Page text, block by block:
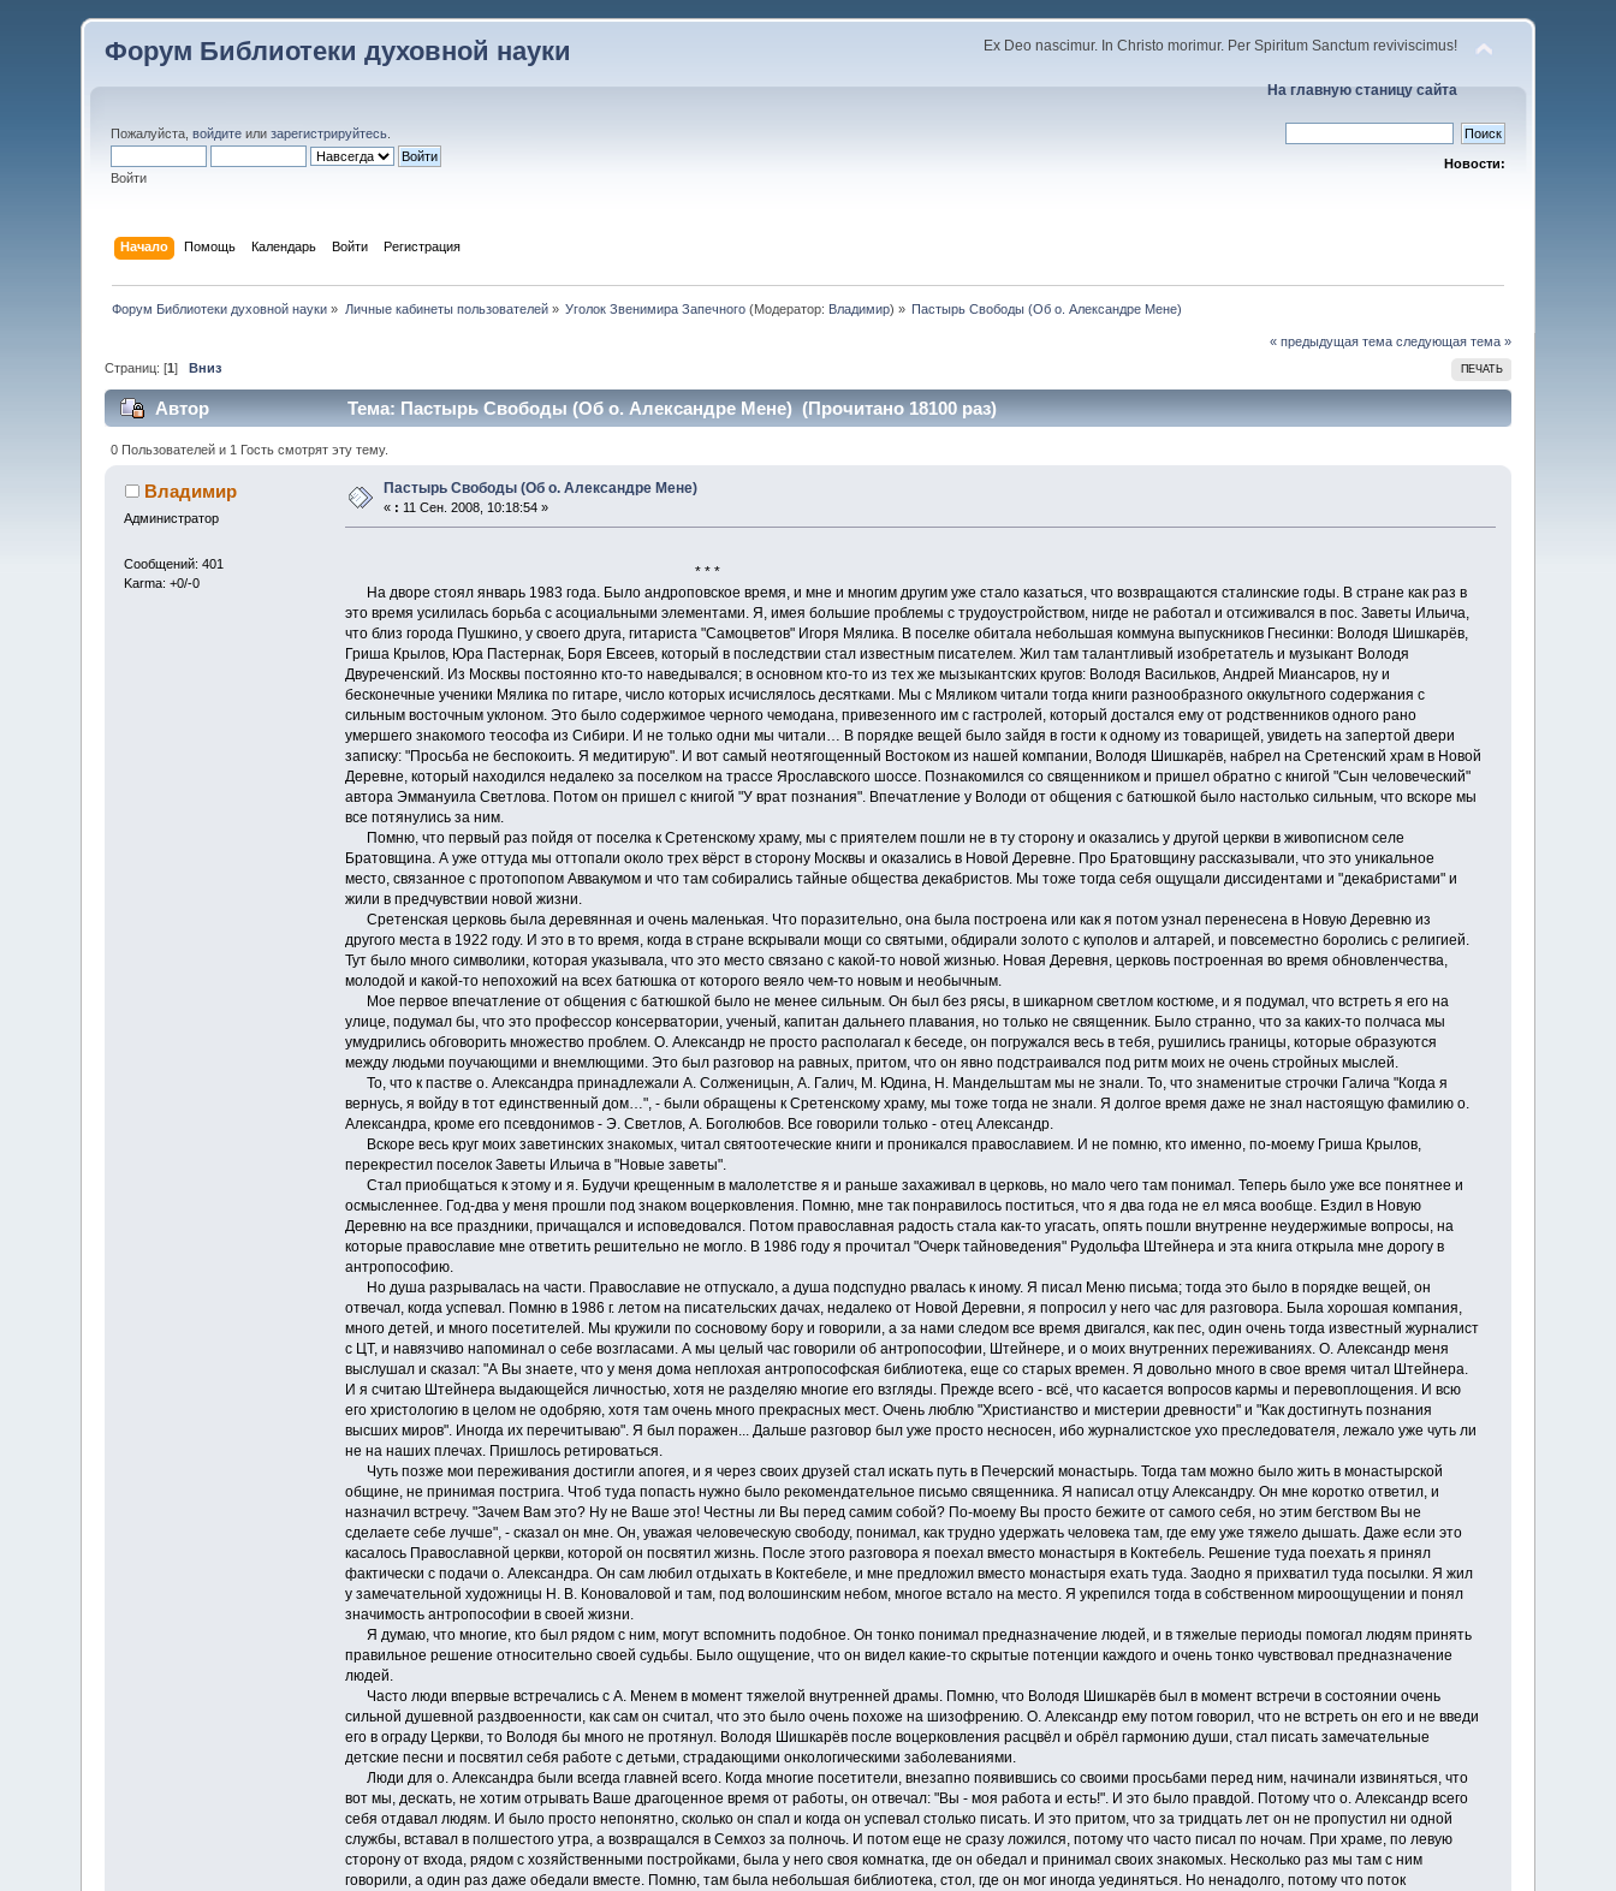
Форум Библиотеки духовной науки Ex Deo nascimur. In Christo morimur. Per Spiritum Sanctum reviviscimus!
На главную станицу сайта
Пожалуйста,войдите илизарегистрируйтесь
Войти
Новости:
Начало Помощь Календарь Войти Регистрация
Форум Библиотеки духовной науки » Личные кабинеты пользователей» Уголок Звенимира Запечного (Модератор: Владимир) » Пастырь Свободы (Об о. Александре Мене)
« предыдущая тема следующая тема »
ПЕЧАТЬ
Страниц: [1] Вниз
Автор Тема: Пастырь Свободы (Об о. Александре Мене) (Прочитано 18100 раз)
0 Пользователей и 1 Гость смотрят эту тему.
Владимир
Администратор
Сообщений: 401
Karma: +0/-0
Пастырь Свободы (Об о. Александре Мене)
« : 11 Сен. 2008, 10:18:54 »
* * *
На дворе стоял январь 1983 года. Было андроповское время, и мне и многим другим уже стало казаться, что возвращаются сталинские годы. В стране как раз в
это время усилилась борьба с асоциальными элементами. Я, имея большие проблемы с трудоустройством, нигде не работал и отсиживался в пос. Заветы Ильича,
что близ города Пушкино, у своего друга, гитариста "Самоцветов" Игоря Мялика. В поселке обитала небольшая коммуна выпускников Гнесинки: Володя Шишкарёв,
Гриша Крылов, Юра Пастернак, Боря Евсеев, который в последствии стал известным писателем. Жил там талантливый изобретатель и музыкант Володя
Двуреченский. Из Москвы постоянно кто-то наведывался; в основном кто-то из тех же мызыкантских кругов: Володя Васильков, Андрей Миансаров, ну и
бесконечные ученики Мялика по гитаре, число которых исчислялось десятками. Мы с Мяликом читали тогда книги разнообразного оккультного содержания с
сильным восточным уклоном. Это было содержимое черного чемодана, привезенного им с гастролей, который достался ему от родственников одного рано
умершего знакомого теософа из Сибири. И не только одни мы читали… В порядке вещей было зайдя в гости к одному из товарищей, увидеть на запертой двери
записку: "Просьба не беспокоить. Я медитирую". И вот самый неотягощенный Востоком из нашей компании, Володя Шишкарёв, набрел на Сретенский храм в Новой
Деревне, который находился недалеко за поселком на трассе Ярославского шоссе. Познакомился со священником и пришел обратно с книгой "Сын человеческий"
автора Эммануила Светлова. Потом он пришел с книгой "У врат познания". Впечатление у Володи от общения с батюшкой было настолько сильным, что вскоре мы
все потянулись за ним.
Помню, что первый раз пойдя от поселка к Сретенскому храму, мы с приятелем пошли не в ту сторону и оказались у другой церкви в живописном селе
Братовщина. А уже оттуда мы оттопали около трех вёрст в сторону Москвы и оказались в Новой Деревне. Про Братовщину рассказывали, что это уникальное
место, связанное с протопопом Аввакумом и что там собирались тайные общества декабристов. Мы тоже тогда себя ощущали диссидентами и "декабристами" и
жили в предчувствии новой жизни.
Сретенская церковь была деревянная и очень маленькая. Что поразительно, она была построена или как я потом узнал перенесена в Новую Деревню из
другого места в 1922 году. И это в то время, когда в стране вскрывали мощи со святыми, обдирали золото с куполов и алтарей, и повсеместно боролись с религией.
Тут было много символики, которая указывала, что это место связано с какой-то новой жизнью. Новая Деревня, церковь построенная во время обновленчества,
молодой и какой-то непохожий на всех батюшка от которого веяло чем-то новым и необычным.
Мое первое впечатление от общения с батюшкой было не менее сильным. Он был без рясы, в шикарном светлом костюме, и я подумал, что встреть я его на
улице, подумал бы, что это профессор консерватории, ученый, капитан дальнего плавания, но только не священник. Было странно, что за каких-то полчаса мы
умудрились обговорить множество проблем. О. Александр не просто располагал к беседе, он погружался весь в тебя, рушились границы, которые образуются
между людьми поучающими и внемлющими. Это был разговор на равных, притом, что он явно подстраивался под ритм моих не очень стройных мыслей.
То, что к пастве о. Александра принадлежали А. Солженицын, А. Галич, М. Юдина, Н. Мандельштам мы не знали. То, что знаменитые строчки Галича "Когда я
вернусь, я войду в тот единственный дом…", - были обращены к Сретенскому храму, мы тоже тогда не знали. Я долгое время даже не знал настоящую фамилию о.
Александра, кроме его псевдонимов - Э. Светлов, А. Боголюбов. Все говорили только - отец Александр.
Вскоре весь круг моих заветинских знакомых, читал святоотеческие книги и проникался православием. И не помню, кто именно, по-моему Гриша Крылов,
перекрестил поселок Заветы Ильича в "Новые заветы".
Стал приобщаться к этому и я. Будучи крещенным в малолетстве я и раньше захаживал в церковь, но мало чего там понимал. Теперь было уже все понятнее и
осмысленнее. Год-два у меня прошли под знаком воцерковления. Помню, мне так понравилось поститься, что я два года не ел мяса вообще. Ездил в Новую
Деревню на все праздники, причащался и исповедовался. Потом православная радость стала как-то угасать, опять пошли внутренне неудержимые вопросы, на
которые православие мне ответить решительно не могло. В 1986 году я прочитал "Очерк тайноведения" Рудольфа Штейнера и эта книга открыла мне дорогу в
антропософию.
Но душа разрывалась на части. Православие не отпускало, а душа подспудно рвалась к иному. Я писал Меню письма; тогда это было в порядке вещей, он
отвечал, когда успевал. Помню в 1986 г. летом на писательских дачах, недалеко от Новой Деревни, я попросил у него час для разговора. Была хорошая компания,
много детей, и много посетителей. Мы кружили по сосновому бору и говорили, а за нами следом все время двигался, как пес, один очень тогда известный журналист
с ЦТ, и навязчиво напоминал о себе возгласами. А мы целый час говорили об антропософии, Штейнере, и о моих внутренних переживаниях. О. Александр меня
выслушал и сказал: "А Вы знаете, что у меня дома неплохая антропософская библиотека, еще со старых времен. Я довольно много в свое время читал Штейнера.
И я считаю Штейнера выдающейся личностью, хотя не разделяю многие его взгляды. Прежде всего - всё, что касается вопросов кармы и перевоплощения. И всю
его христологию в целом не одобряю, хотя там очень много прекрасных мест. Очень люблю "Христианство и мистерии древности" и "Как достигнуть познания
высших миров". Иногда их перечитываю". Я был поражен... Дальше разговор был уже просто несносен, ибо журналистское ухо преследователя, лежало уже чуть ли
не на наших плечах. Пришлось ретироваться.
Чуть позже мои переживания достигли апогея, и я через своих друзей стал искать путь в Печерский монастырь. Тогда там можно было жить в монастырской
общине, не принимая пострига. Чтоб туда попасть нужно было рекомендательное письмо священника. Я написал отцу Александру. Он мне коротко ответил, и
назначил встречу. "Зачем Вам это? Ну не Ваше это! Честны ли Вы перед самим собой? По-моему Вы просто бежите от самого себя, но этим бегством Вы не
сделаете себе лучше", - сказал он мне. Он, уважая человеческую свободу, понимал, как трудно удержать человека там, где ему уже тяжело дышать. Даже если это
касалось Православной церкви, которой он посвятил жизнь. После этого разговора я поехал вместо монастыря в Коктебель. Решение туда поехать я принял
фактически с подачи о. Александра. Он сам любил отдыхать в Коктебеле, и мне предложил вместо монастыря ехать туда. Заодно я прихватил туда посылки. Я жил
у замечательной художницы Н. В. Коноваловой и там, под волошинским небом, многое встало на место. Я укрепился тогда в собственном мироощущении и понял
значимость антропософии в своей жизни.
Я думаю, что многие, кто был рядом с ним, могут вспомнить подобное. Он тонко понимал предназначение людей, и в тяжелые периоды помогал людям принять
правильное решение относительно своей судьбы. Было ощущение, что он видел какие-то скрытые потенции каждого и очень тонко чувствовал предназначение
людей.
Часто люди впервые встречались с А. Менем в момент тяжелой внутренней драмы. Помню, что Володя Шишкарёв был в момент встречи в состоянии очень
сильной душевной раздвоенности, как сам он считал, что это было очень похоже на шизофрению. О. Александр ему потом говорил, что не встреть он его и не введи
его в ограду Церкви, то Володя бы много не протянул. Володя Шишкарёв после воцерковления расцвёл и обрёл гармонию души, стал писать замечательные
детские песни и посвятил себя работе с детьми, страдающими онкологическими заболеваниями.
Люди для о. Александра были всегда главней всего. Когда многие посетители, внезапно появившись со своими просьбами перед ним, начинали извиняться, что
вот мы, дескать, не хотим отрывать Ваше драгоценное время от работы, он отвечал: "Вы - моя работа и есть!". И это было правдой. Потому что о. Александр всего
себя отдавал людям. И было просто непонятно, сколько он спал и когда он успевал столько писать. И это притом, что за тридцать лет он не пропустил ни одной
службы, вставал в полшестого утра, а возвращался в Семхоз за полночь. И потом еще не сразу ложился, потому что часто писал по ночам. При храме, по левую
сторону от входа, рядом с хозяйственными постройками, была у него своя комнатка, где он обедал и принимал своих знакомых. Несколько раз мы там с ним
говорили, а один раз даже обедали вместе. Помню, там была небольшая библиотека, стол, где он мог иногда уединяться. Но ненадолго, потому что поток